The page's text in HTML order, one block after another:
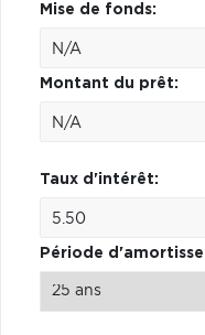
Mise de fonds:
Montant du prêt:
Taux d'intérêt:
Période